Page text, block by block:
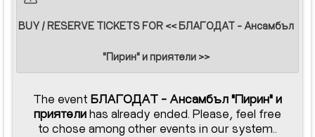
BUY / RESERVE TICKETS FOR << БЛАГОДАТ - Ансамбъл
"Пирин" и приятели >>
The event БЛАГОДАТ - Ансамбъл "Пирин" и
приятелиhas already ended. Please, feel free
to chose among other events in our system..